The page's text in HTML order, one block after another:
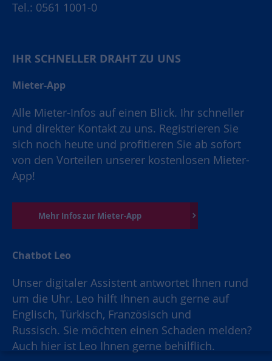
Tel.: 0561 1001-0
IHR SCHNELLER DRAHT ZU UNS
Mieter-App
Alle Mieter-Infos auf einen Blick. Ihr schneller
und direkter Kontakt zu uns. Registrieren Sie
sich noch heute und profitieren Sie ab sofort
von den Vorteilen unserer kostenlosen Mieter-
App!
Mehr Infos zur Mieter-App
Chatbot Leo
Unser digitaler Assistent antwortet Ihnen rund
um die Uhr. Leo hilft Ihnen auch gerne auf
Englisch, Türkisch, Französisch und
Russisch. Sie möchten einen Schaden melden?
Auch hier ist Leo Ihnen gerne behilflich.